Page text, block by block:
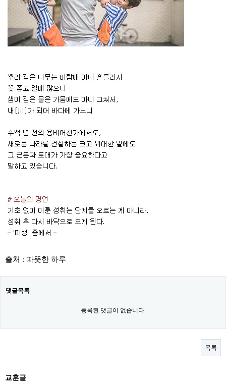
출처 : 따뜻한 하루
댓글목록
등록된 댓글이 없습니다.
목록
교훈글